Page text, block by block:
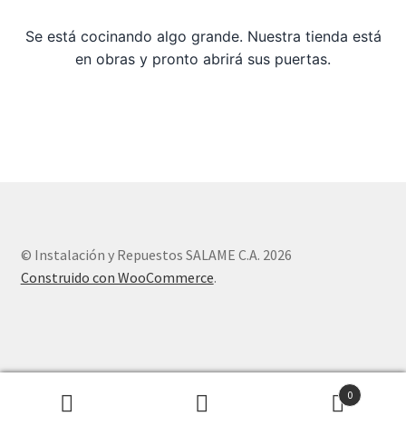
Nosotros
Se está cocinando algo grande. Nuestra tienda está
en obras y pronto abrirá sus puertas.
© Instalación y Repuestos SALAME C.A. 2026
Construido con WooCommerce.
0